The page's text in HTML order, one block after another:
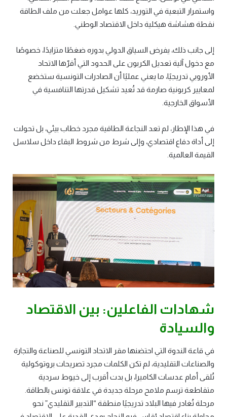
واستمرار التبعية في التوريد، كلها عوامل جعلت من ملف الطاقة
نقطة هشاشة هيكلية داخل الاقتصاد الوطني.
إلى جانب ذلك، يفرض السياق الدولي بدوره ضغطًا متزايدًا، خصوصًا
مع دخول آلية تعديل الكربون على الحدود التي أقرّها الاتحاد
الأوروبي تدريجيًا، ما يعني عمليًا أن الصادرات التونسية ستخضع
لمعايير كربونية صارمة قد تُعيد تشكيل قدرتها التنافسية في
الأسواق الخارجية.
في هذا الإطار، لم تعد النجاعة الطاقية مجرد خطاب بيئي، بل تحولت
إلى أداة دفاع اقتصادي، وإلى شرط من شروط البقاء داخل سلاسل
القيمة العالمية.
شهادات الفاعلين: بين الاقتصاد
والسيادة
في قاعة الندوة التي احتضنها مقر الاتحاد التونسي للصناعة والتجارة
والصناعات التقليدية، لم تكن الكلمات مجرد تصريحات بروتوكولية
تُلقى أمام عدسات الكاميرا، بل بدت أقرب إلى خيوط سردية
متقاطعة ترسم ملامح مرحلة جديدة في علاقة تونس بالطاقة.
مرحلة تُغادر فيها البلاد تدريجيًا منطقة “التدبير التقليدي” نحو